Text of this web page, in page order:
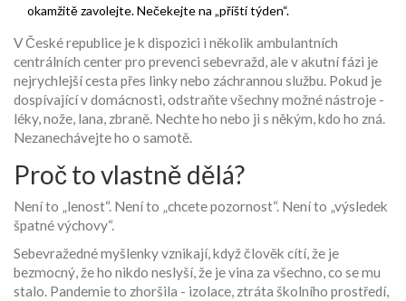
okamžitě zavolejte. Nečekejte na „příští týden“.
V České republice je k dispozici i několik ambulantních
centrálních center pro prevenci sebevražd, ale v akutní fázi je
nejrychlejší cesta přes linky nebo záchrannou službu. Pokud je
dospívající v domácnosti, odstraňte všechny možné nástroje -
léky, nože, lana, zbraně. Nechte ho nebo ji s někým, kdo ho zná.
Nezanechávejte ho o samotě.
Proč to vlastně dělá?
Není to „lenost“. Není to „chcete pozornost“. Není to „výsledek
špatné výchovy“.
Sebevražedné myšlenky vznikají, když člověk cítí, že je
bezmocný, že ho nikdo neslyší, že je vina za všechno, co se mu
stalo. Pandemie to zhoršila - izolace, ztráta školního prostředí,